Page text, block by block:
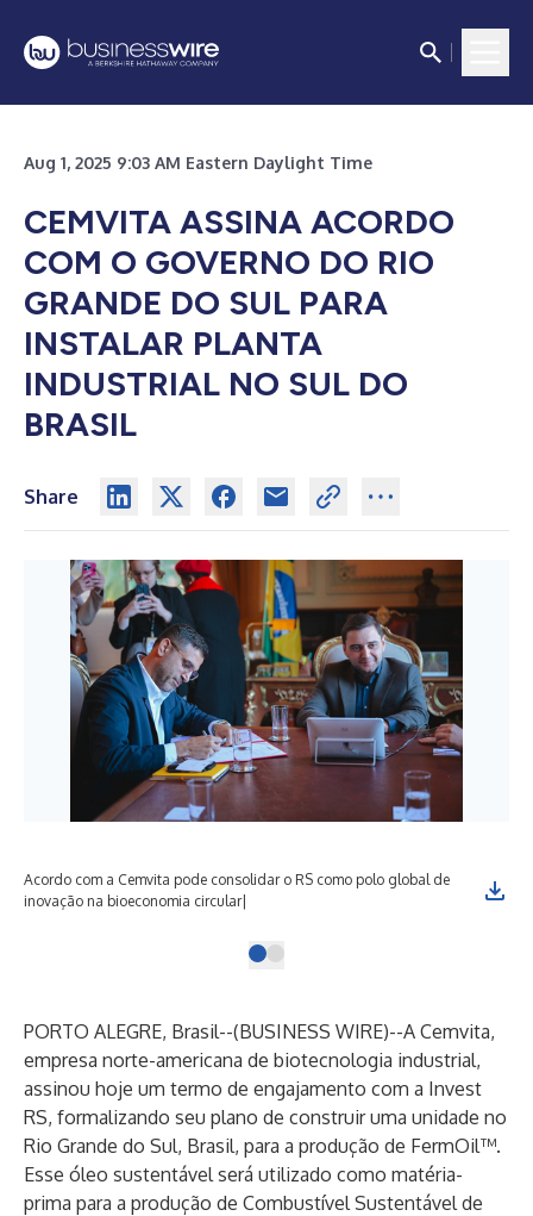
Aug 1, 2025 9:03 AM Eastern Daylight Time
CEMVITA ASSINA ACORDO
COM O GOVERNO DO RIO
GRANDE DO SUL PARA
INSTALAR PLANTA
INDUSTRIAL NO SUL DO
BRASIL
Share
Acordo com a Cemvita pode consolidar o RS como polo global de
inovação na bioeconomia circular|
PORTO ALEGRE, Brasil--(BUSINESS WIRE)--A Cemvita,
empresa norte-americana de biotecnologia industrial,
assinou hoje um termo de engajamento com a Invest
RS, formalizando seu plano de construir uma unidade no
Rio Grande do Sul, Brasil, para a produção de FermOil™.
Esse óleo sustentável será utilizado como matéria-
prima para a produção de Combustível Sustentável de